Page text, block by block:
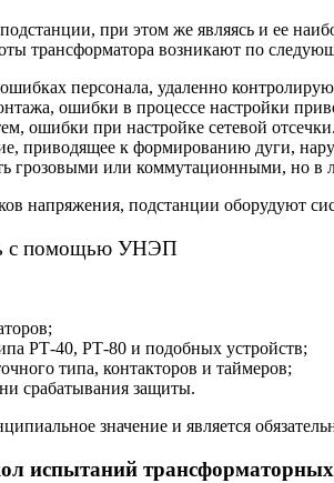
при этом же являясь и ее
трансформатора возникают по
персонала, удаленно
ошибки в процессе настройки
ошибки при настройке сетевой отсечки.
приводящее к формированию дуги,
грозовыми или коммутационными, но в
напряжения, подстанции оборудуют
с помощью УНЭП
РТ-40, РТ-80 и подобных устройств;
типа, контакторов и таймеров;
срабатывания защиты.
значение и является
испытаний